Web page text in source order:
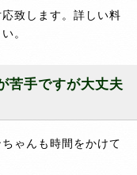
致します。詳しい料
。
苦手ですが大丈夫
ゃんも時間をかけて